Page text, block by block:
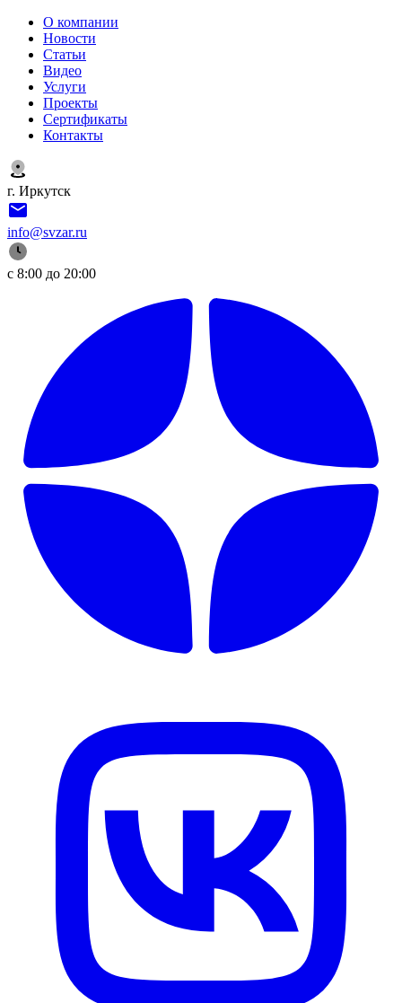
О компании
Новости
Статьи
Видео
Услуги
Проекты
Сертификаты
Контакты
г. Иркутск
info@svzar.ru
с 8:00 до 20:00